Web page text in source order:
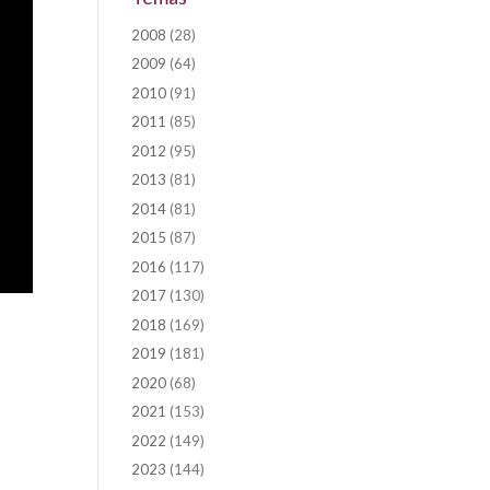
2008 (28)
2009 (64)
2010 (91)
2011 (85)
2012 (95)
2013 (81)
2014 (81)
2015 (87)
2016 (117)
2017 (130)
2018 (169)
2019 (181)
2020 (68)
2021 (153)
2022 (149)
2023 (144)